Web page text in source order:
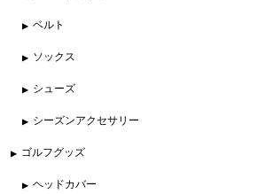
ベルト
ソックス
シューズ
シーズンアクセサリー
ゴルフグッズ
ヘッドカバー